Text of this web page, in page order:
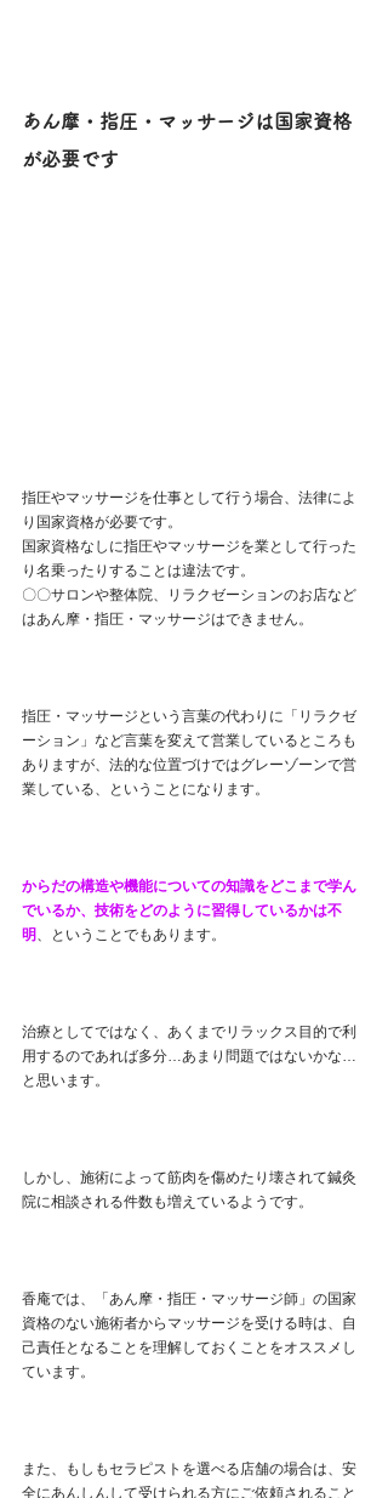
あん摩・指圧・マッサージは国家資格
が必要です
指圧やマッサージを仕事として行う場合、法律によ
り国家資格が必要です。
国家資格なしに指圧やマッサージを業として行った
り名乗ったりすることは違法です。
〇〇サロンや整体院、リラクゼーションのお店など
はあん摩・指圧・マッサージはできません。
指圧・マッサージという言葉の代わりに「リラクゼ
ーション」など言葉を変えて営業しているところも
ありますが、法的な位置づけではグレーゾーンで営
業している、ということになります。
からだの構造や機能についての知識をどこまで学ん
でいるか、技術をどのように習得しているかは不
明
、ということでもあります。
治療としてではなく、あくまでリラックス目的で利
用するのであれば多分…あまり問題ではないかな…
と思います。
しかし、施術によって筋肉を傷めたり壊されて鍼灸
院に相談される件数も増えているようです。
香庵では、「あん摩・指圧・マッサージ師」の国家
資格のない施術者からマッサージを受ける時は、自
己責任となることを理解しておくことをオススメし
ています。
また、もしもセラピストを選べる店舗の場合は、安
全にあんしんして受けられる方にご依頼されること